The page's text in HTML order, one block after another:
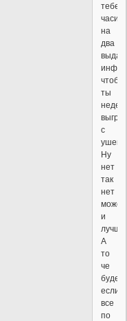
тебе
часика
на
два
выдал
чтобы
ты
с
ушей
Ну
нет
так
нет
может
и
лучше
А
то
че
будет
если
все
по